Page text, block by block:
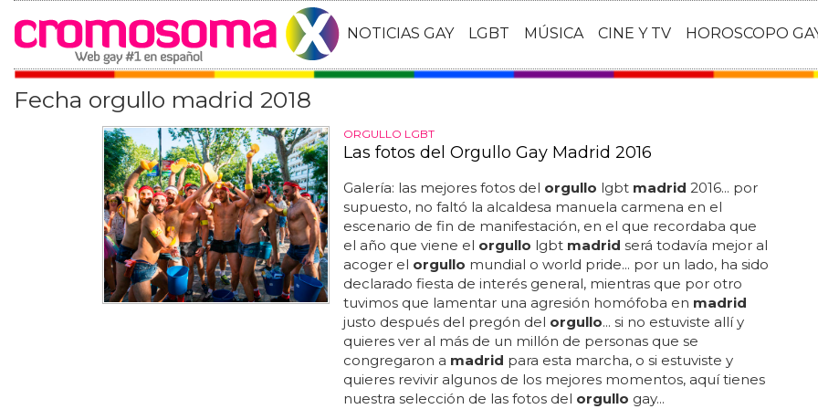
NOTICIAS GAY LGBT MÚSICA CINE Y TV HOROSCOPO
Fecha orgullo madrid 2018
ORGULLO LGBT
Las fotos del Orgullo Gay Madrid 2016
Galería: las mejores fotos del orgullo lgbt madrid 2016... por
supuesto, no faltó la alcaldesa manuela carmena en el
escenario de fin de manifestación, en el que recordaba que
el año que viene el orgullo lgbt madrid será todavía mejor al
acoger el orgullo mundial o world pride... por un lado, ha sido
declarado fiesta de interés general, mientras que por otro
tuvimos que lamentar una agresión homófoba en madrid
justo después del pregón del orgullo... si no estuviste allí y
quieres ver al más de un millón de personas que se
congregaron a madrid para esta marcha, o si estuviste y
quieres revivir algunos de los mejores momentos, aquí tienes
nuestra selección de las fotos del orgullo gay...